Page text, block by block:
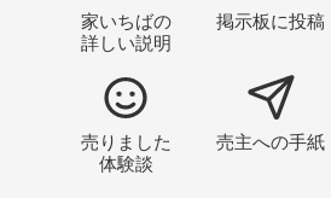
家いちばの
詳しい説明
掲示板に投稿
売りました
体験談
売主への手紙